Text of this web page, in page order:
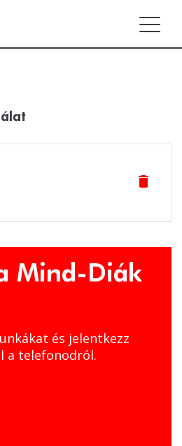
delete
Mind-Diák
és jelentkezz
a telefonodról.